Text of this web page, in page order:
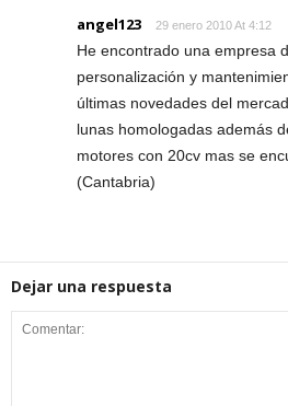
angel123 29 enero 2010 At 4:12
He encontrado una empresa
personalización y
últimas novedades del
lunas homologadas además
motores con 20cv mas se
(Cantabria)
Dejar una respuesta